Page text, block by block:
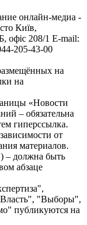
онлайн-медиа -
Київ,
208/1 E-mail:
205-43-00
на
на
«Новости
– обязательна
гиперссылка.
от
материалов.
– должна быть
абзаце
"Выборы",
публикуются на